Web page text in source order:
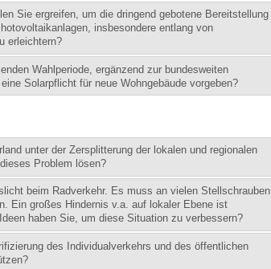
Sie ergreifen, um die dringend gebotene Bereitstellung
insbesondere entlang von
erleichtern?
Wahlperiode, ergänzend zur bundesweiten
Solarpflicht für neue Wohngebäude vorgeben?
unter der Zersplitterung der lokalen und regionalen
Problem lösen?
beim Radverkehr. Es muss an vielen Stellschrauben
Ein großes Hindernis v.a. auf lokaler Ebene ist
haben Sie, um diese Situation zu verbessern?
des Individualverkehrs und des öffentlichen